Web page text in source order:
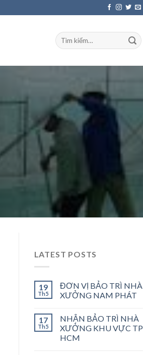
LATEST POSTS
19
Th5
ĐƠN VỊ BẢO TRÌ NHÀ
XƯỞNG NAM PHÁT
17
Th5
NHẬN BẢO TRÌ NHÀ
XƯỞNG KHU VỰC TP
HCM